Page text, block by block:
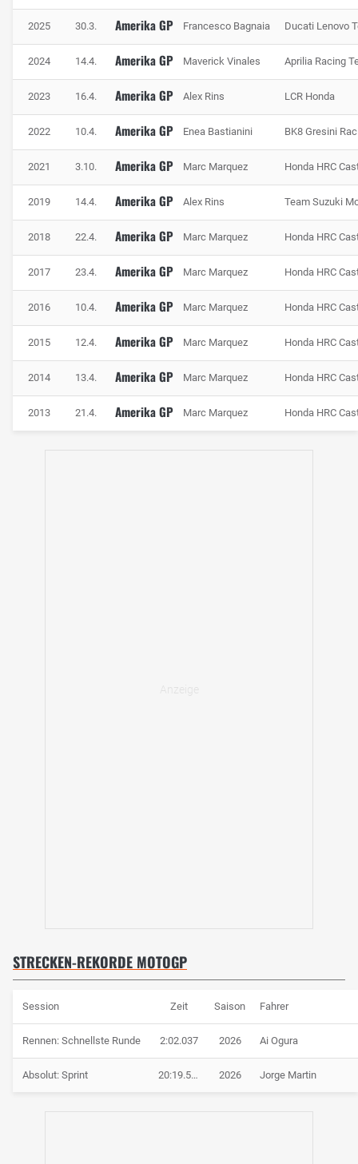
Die Statistik zum USA-GP
Rekordsieger auf dem Circuit of the Americas ist MotoGP-
Superstar Marc Marquez. Der Spanier konnte den USA-GP
und 2018 holte er sogar sechs Siege am Stück, ehe er 2019
in Führung liegend aus dem Rennen stürzte. Alex Rins
erbte den Rennsieg und gewann 2023 noch ein zweites
Mal. Ansonsten konnten sich bislang nur Enea Bastianini
(2022), Maverick Vinales (2024), Francesco Bagnaia
(2025) und Marco Bezzecchi (2026) in die Siegerliste
Honda mit acht Siegen, gefolgt von Ducati, Aprilia (je 2)
und Suzuki (1).
2025 30.3. Amerika GP Francesco Bagnaia Ducati Lenovo
2024 14.4. Amerika GP Maverick Vinales Aprilia Racing
2023 16.4. Amerika GP Alex Rins LCR Honda
2022 10.4. Amerika GP Enea Bastianini BK8 Gresini
2021 3.10. Amerika GP Marc Marquez Honda HRC
2019 14.4. Amerika GP Alex Rins Team Suzuki
2018 22.4. Amerika GP Marc Marquez Honda HRC
2017 23.4. Amerika GP Marc Marquez Honda HRC
2016 10.4. Amerika GP Marc Marquez Honda HRC
2015 12.4. Amerika GP Marc Marquez Honda HRC
2014 13.4. Amerika GP Marc Marquez Honda HRC
2013 21.4. Amerika GP Marc Marquez Honda HRC
STRECKEN-REKORDE MOTOGP
Session Zeit Saison Fahrer
Rennen: Schnellste Runde 2:02.037 2026 Ai Ogura
Absolut: Sprint 20:19.546 2026 Jorge Martin